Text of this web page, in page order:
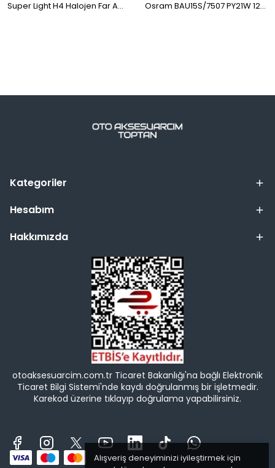
Alışveriş deneyiminizi iyileştirmek için
Super Light H4 Halojen Far Ampülü 12 Volt 55 Watt Osram BAU15S/7507 PY21W 12V Yakın Tırnak Oto Sinyal Lambası Ampulü 93 Tek Duy 1 Adet Turuncu
Kategoriler
Hesabım
Hakkımızda
otoaksesuarcim.com.tr Ticaret Bakanlığı'na bağlı Elektronik
Ticaret Bilgi Sistemi'nde kaydı doğrulanmış bir işletmedir.
Karekod üzerine tıklayıp doğrulama yapabilirsiniz.